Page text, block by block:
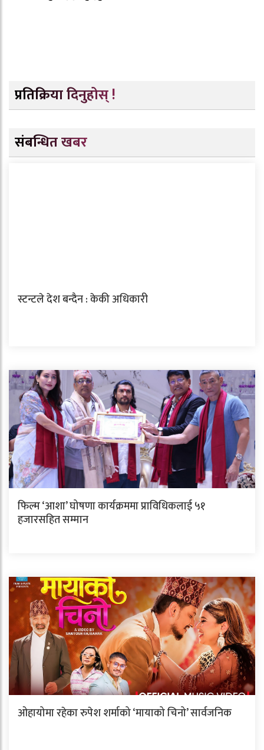
प्रतिक्रिया दिनुहोस् !
संबन्धित खबर
स्टन्टले देश बन्दैन : केकी अधिकारी
फिल्म ‘आशा’ घोषणा कार्यक्रममा प्राविधिकलाई ५१
हजारसहित सम्मान
ओहायोमा रहेका रुपेश शर्माको ‘मायाको चिनो’ सार्वजनिक